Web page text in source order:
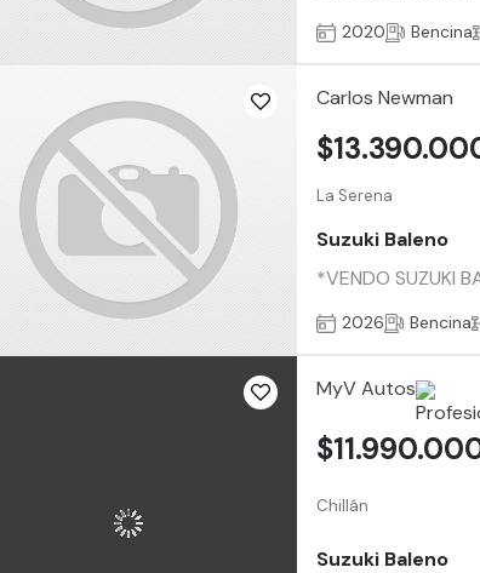
2020 Bencina
Carlos Newman
La Serena
Suzuki Baleno
*VENDO SUZUKI
2026 Bencina
MyV Autos
Chillán
Suzuki Baleno